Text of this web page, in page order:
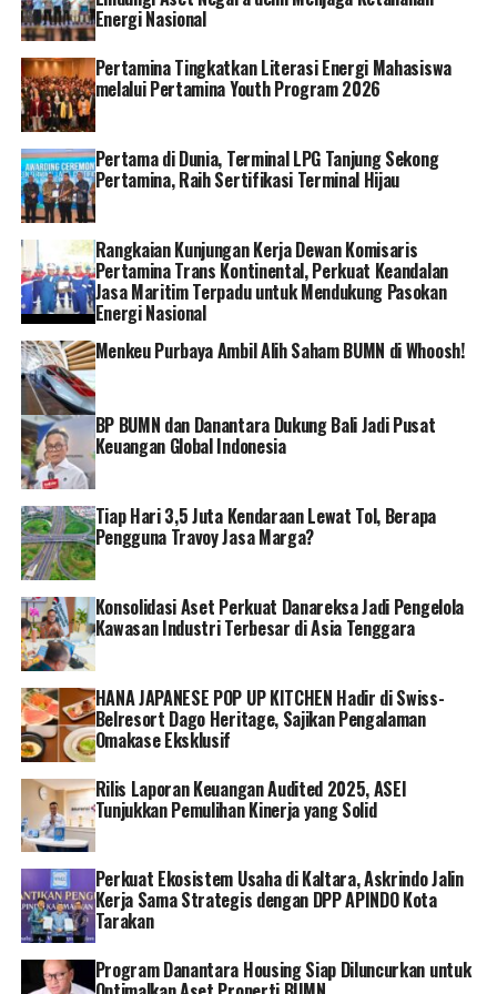
“PLN memberikan jalan untuk perempuan terus
berkiprah dan mengembangkan potensinya dalam
mencapai kinerja terbaik untuk perusahaan,” kata
Darmawan.
Untuk diketahui, selain pernah menjabat Dirut Haleyora
Power, dirinya juga pernah didapuk sebagai Direktur
Operasi PT Haleyora Power, Kepala Divisi dan
Pengembangan Bisnis PT Haleyora Power, Manager UP3
Kotabumi PLN UID Lampung, serta pernah menjabat
sebagai Manager UP3 Metro PLN UID Lampung.
RELATED TOPICS:
Energi Nasional
Pertamina Tingkatkan Literasi Energi Mahasiswa
melalui Pertamina Youth Program 2026
Pertama di Dunia, Terminal LPG Tanjung Sekong
Pertamina, Raih Sertifikasi Terminal Hijau
Rangkaian Kunjungan Kerja Dewan Komisaris
Pertamina Trans Kontinental, Perkuat Keandalan
Jasa Maritim Terpadu untuk Mendukung Pasokan
Energi Nasional
Menkeu Purbaya Ambil Alih Saham BUMN di Whoosh!
BP BUMN dan Danantara Dukung Bali Jadi Pusat
Keuangan Global Indonesia
Tiap Hari 3,5 Juta Kendaraan Lewat Tol, Berapa
Pengguna Travoy Jasa Marga?
Konsolidasi Aset Perkuat Danareksa Jadi Pengelola
Kawasan Industri Terbesar di Asia Tenggara
HANA JAPANESE POP UP KITCHEN Hadir di Swiss-
Belresort Dago Heritage, Sajikan Pengalaman
Omakase Eksklusif
Rilis Laporan Keuangan Audited 2025, ASEI
Tunjukkan Pemulihan Kinerja yang Solid
Perkuat Ekosistem Usaha di Kaltara, Askrindo Jalin
Kerja Sama Strategis dengan DPP APINDO Kota
Tarakan
Program Danantara Housing Siap Diluncurkan untuk